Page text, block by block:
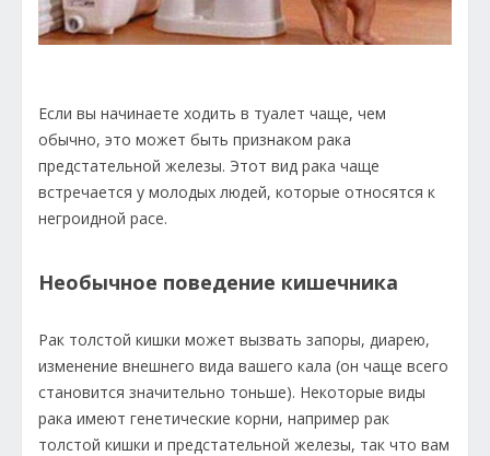
Если вы начинаете ходить в туалет чаще, чем
обычно, это может быть признаком рака
предстательной железы. Этот вид рака чаще
встречается у молодых людей, которые относятся к
негроидной расе.
Необычное поведение кишечника
Рак толстой кишки может вызвать запоры, диарею,
изменение внешнего вида вашего кала (он чаще всего
становится значительно тоньше). Некоторые виды
рака имеют генетические корни, например рак
толстой кишки и предстательной железы, так что вам